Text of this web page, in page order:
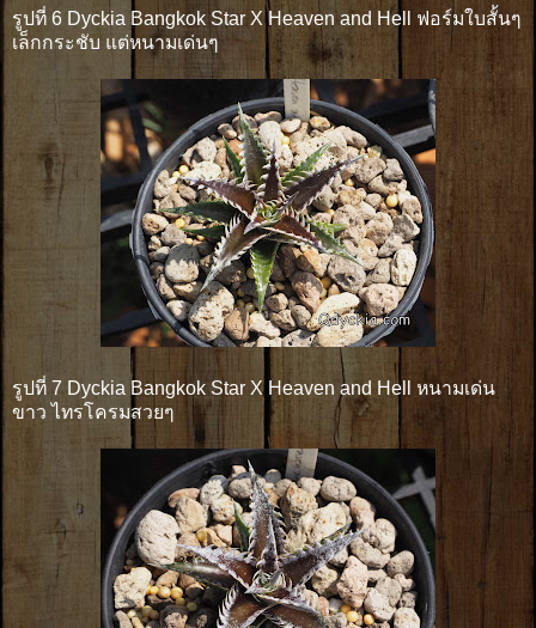
รูปที่ 6 Dyckia Bangkok Star X Heaven and Hell ฟอร์มใบสั้นๆ
เล็กกระชับ แต่หนามเด่นๆ
รูปที่ 7 Dyckia Bangkok Star X Heaven and Hell หนามเด่น
ขาว ไทรโครมสวยๆ